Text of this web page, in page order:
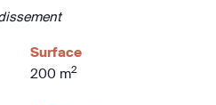
Surface
200 m2